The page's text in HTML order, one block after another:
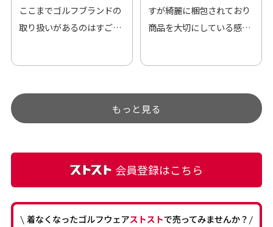
ここまでゴルフブランドの
取り扱いがあるのはすご
す。
すが綺麗に梱包されており
商品を大切にしている感が
うぐらい目立つことなく綺
麗な商品でお安く購入でき
もっと見る
会員登録はこちら